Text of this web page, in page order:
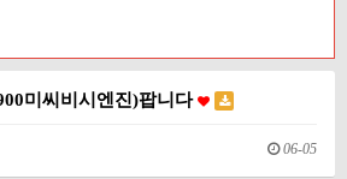
미씨비시엔진)팝니다
06-05